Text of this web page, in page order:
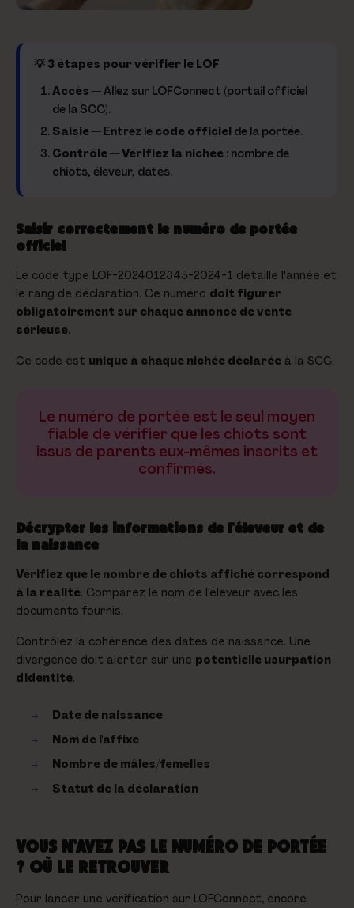
💡 3 étapes pour vérifier le LOF
Accès — Allez sur LOFConnect (portail officiel
de la SCC).
Saisie— Entrez le code officielde la portée.
Contrôle—Vérifiez la nichée: nombre de
chiots, éleveur, dates.
Saisir correctement le numéro de portée
officiel
Le code type LOF-2024012345-2024-1 détaille l'année et
le rang de déclaration. Ce numéro doit figurer
obligatoirement sur chaque annonce de vente
sérieuse.
Ce code est unique à chaque nichée déclarée à la SCC.
Le numéro de portée est le seul moyen
fiable de vérifier que les chiots sont
issus de parents eux-mêmes inscrits et
confirmés.
Décrypter les informations de l'éleveur et de
la naissance
Vérifiez que le nombre de chiots affiché correspond
à la réalité. Comparez le nom de l'éleveur avec les
documents fournis.
Contrôlez la cohérence des dates de naissance. Une
divergence doit alerter sur une potentielle usurpation
d'identité.
Date de naissance
Nom de l'affixe
Nombre de mâles/femelles
Statut de la déclaration
VOUS N'AVEZ PAS LE NUMÉRO DE PORTÉE
? OÙ LE RETROUVER
Pour lancer une vérification sur LOFConnect, encore